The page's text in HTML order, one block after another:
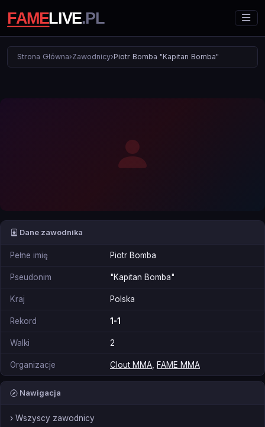
Strona Główna›Zawodnicy›Piotr Bomba "Kapitan Bomba"
Dane zawodnika
Pełne imię Piotr Bomba
Pseudonim "Kapitan Bomba"
Kraj Polska
Rekord 1-1
Walki 2
Organizacje Clout MMA FAME MMA
Nawigacja
› Wszyscy zawodnicy